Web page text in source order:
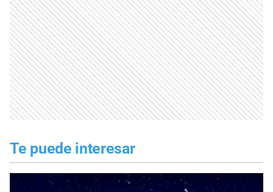
Te puede interesar